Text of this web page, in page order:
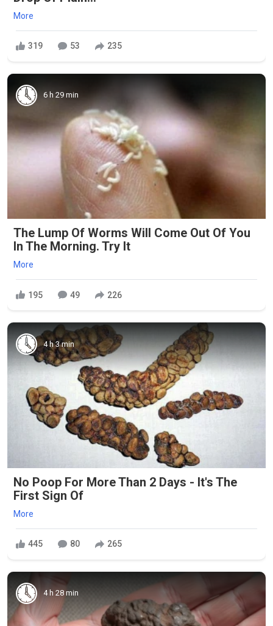
More
319 53 235
6 h 29 min
The Lump Of Worms Will Come Out Of You
In The Morning. Try It
More
195 49 226
4 h 3 min
No Poop For More Than 2 Days - It's The
First Sign Of
More
445 80 265
4 h 28 min